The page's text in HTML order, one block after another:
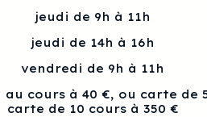
jeudi de 9h à 11h
jeudi de 14h à 16h
vendredi de 9h à 11h
cours à 40 €, ou carte de
carte de 10 cours à 350 €